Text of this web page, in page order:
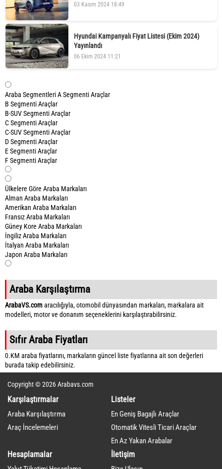
03 Kasım 2024 18:49
Hyundai Kampanyalı Fiyat Listesi (Ekim 2024)
Yayınlandı
06 Ekim 2024 11:21
Araba SegmentleriA Segmenti Araçlar
B Segmenti Araçlar
B-SUV Segmenti Araçlar
C Segmenti Araçlar
C-SUV Segmenti Araçlar
D Segmenti Araçlar
E Segmenti Araçlar
F Segmenti Araçlar
Ülkelere Göre Araba Markaları
Alman Araba Markaları
Amerikan Araba Markaları
Fransız Araba Markaları
Güney Kore Araba Markaları
İngiliz Araba Markaları
İtalyan Araba Markaları
Japon Araba Markaları
Araba Karşılaştırma
ArabaVS.comaracılığıyla, otomobil dünyasından markaları, markalara ait
modelleri, motor ve donanım seçeneklerini karşılaştırabilirsiniz.
Sıfır Araba Fiyatları
0.KM araba fiyatlarını, markaların güncel liste fiyatlarına ait son değerleri
burada takip edebilirsiniz.
Copyright © 2026 Arabavs.com
Karşılaştırmalar
Araba Karşılaştırma
Araç İncelemeleri
Listeler
En Geniş Bagajlı Araçlar
Otomatik Vitesli Ticari Araçlar
En Az Yakan Arabalar
Hesaplamalar İletişim